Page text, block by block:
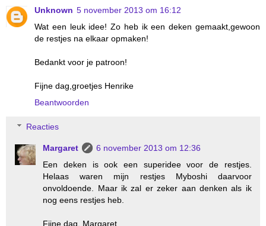
Unknown 5 november 2013 om 16:12
Wat een leuk idee! Zo heb ik een deken gemaakt,gewoon
de restjes na elkaar opmaken!
Bedankt voor je patroon!
Fijne dag,groetjes Henrike
Beantwoorden
Reacties
Margaret
6 november 2013 om 12:36
Een deken is ook een superidee voor de restjes.
Helaas waren mijn restjes Myboshi daarvoor
onvoldoende. Maar ik zal er zeker aan denken als ik
nog eens restjes heb.
Fijne dag, Margaret